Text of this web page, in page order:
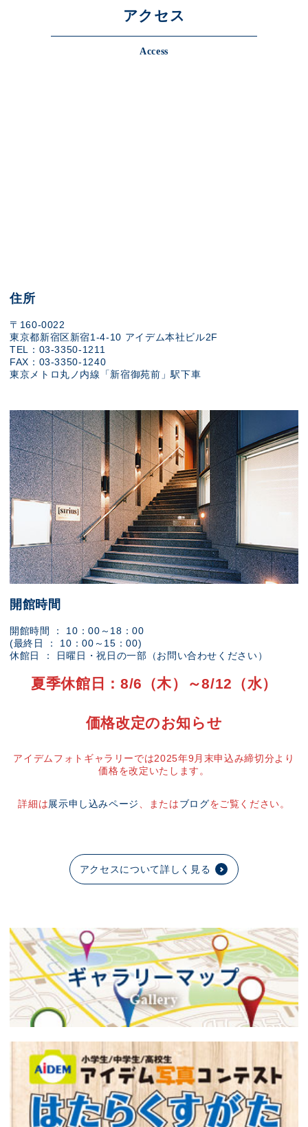
アクセス
Access
住所
〒160-0022
東京都新宿区新宿1-4-10 アイデム本社ビル2F
TEL：03-3350-1211
FAX：03-3350-1240
東京メトロ丸ノ内線「新宿御苑前」駅下車
開館時間
開館時間 ： 10：00～18：00
(最終日 ： 10：00～15：00)
休館日 ： 日曜日・祝日の一部（お問い合わせください）
夏季休館日：8/6（木）～8/12（水）
価格改定のお知らせ
アイデムフォトギャラリーでは2025年9月末申込み締切分より
価格を改定いたします。
詳細は展示申し込みページ、またはブログをご覧ください。
アクセスについて詳しく見る